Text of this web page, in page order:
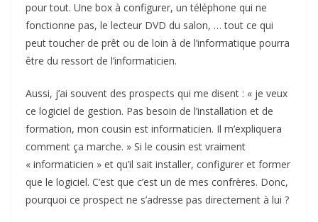
pour tout. Une box à configurer, un téléphone qui ne
fonctionne pas, le lecteur DVD du salon, … tout ce qui
peut toucher de prêt ou de loin à de l’informatique pourra
être du ressort de l’informaticien.
Aussi, j’ai souvent des prospects qui me disent : « je veux
ce logiciel de gestion. Pas besoin de l’installation et de
formation, mon cousin est informaticien. Il m’expliquera
comment ça marche. » Si le cousin est vraiment
« informaticien » et qu’il sait installer, configurer et former
que le logiciel. C’est que c’est un de mes confrères. Donc,
pourquoi ce prospect ne s’adresse pas directement à lui ?